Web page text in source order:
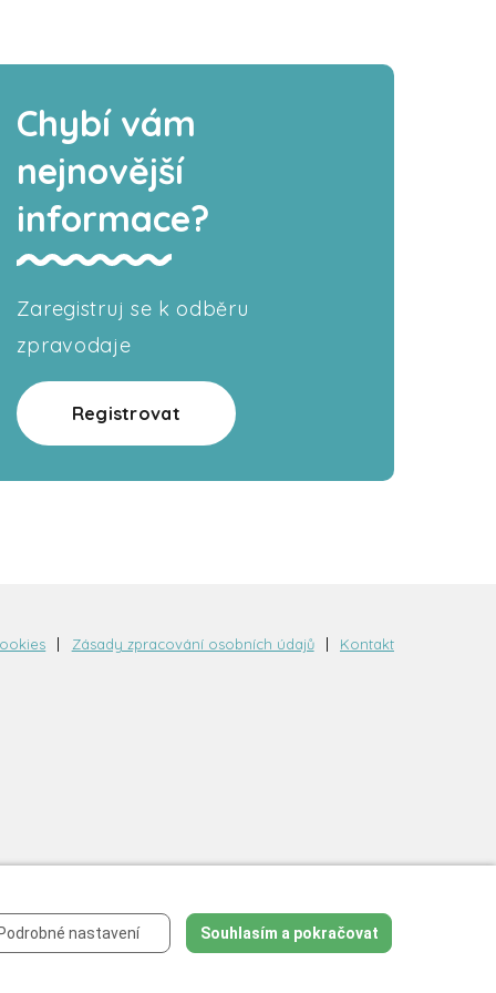
Chybí vám
nejnovější
informace?
Zaregistruj se k odběru
zpravodaje
Registrovat
Zásady zpracování osobních údajů Kontakt
nastavení Souhlasím a pokračovat